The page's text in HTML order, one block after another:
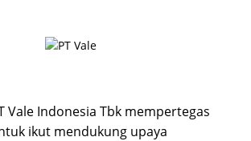
Vale Indonesia Tbk mempertegas
ikut mendukung upaya